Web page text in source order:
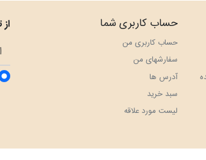
حساب کاربری شما
حساب کاربری من
سفارش‎های من
آدرس ها
سبد خرید
لیست مورد علاقه